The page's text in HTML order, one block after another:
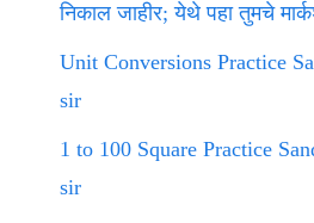
निकाल जाहीर; येथे पहा तुमचे
Unit Conversions Practice
sir
1 to 100 Square Practice
sir